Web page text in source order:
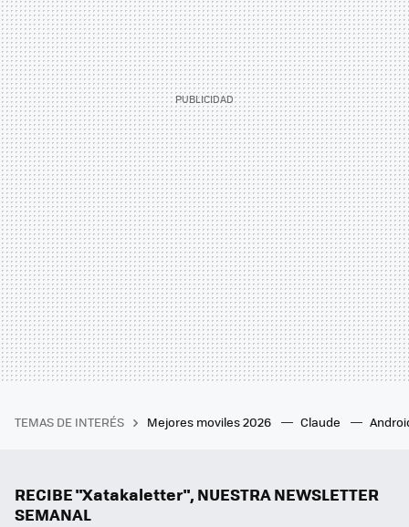
TEMAS DE INTERÉS Mejores moviles 2026 Claude
RECIBE "Xatakaletter", NUESTRA NEWSLETTER
SEMANAL